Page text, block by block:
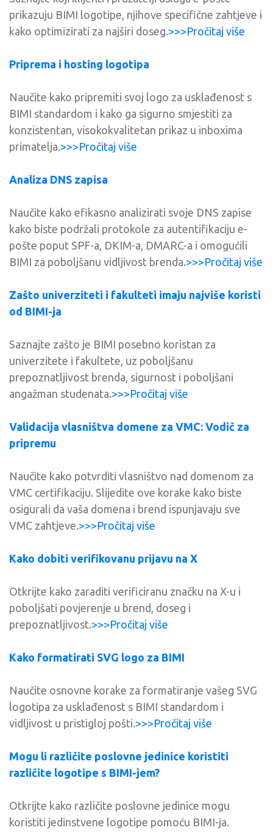
prikazuju BIMI logotipe, njihove specifične zahtjeve i
kako optimizirati za najširi doseg.>>>Pročitaj više
Priprema i hosting logotipa
Naučite kako pripremiti svoj logo za usklađenost s
BIMI standardom i kako ga sigurno smjestiti za
konzistentan, visokokvalitetan prikaz u inboxima
primatelja.>>>Pročitaj više
Analiza DNS zapisa
Naučite kako efikasno analizirati svoje DNS zapise
kako biste podržali protokole za autentifikaciju e-
pošte poput SPF-a, DKIM-a, DMARC-a i omogućili
BIMI za poboljšanu vidljivost brenda.>>>Pročitaj više
Zašto univerziteti i fakulteti imaju najviše koristi
od BIMI-ja
Saznajte zašto je BIMI posebno koristan za
univerzitete i fakultete, uz poboljšanu
prepoznatljivost brenda, sigurnost i poboljšani
angažman studenata.>>>Pročitaj više
Validacija vlasništva domene za VMC: Vodič za
pripremu
Naučite kako potvrditi vlasništvo nad domenom za
VMC certifikaciju. Slijedite ove korake kako biste
osigurali da vaša domena i brend ispunjavaju sve
VMC zahtjeve.>>>Pročitaj više
Kako dobiti verifikovanu prijavu na X
Otkrijte kako zaraditi verificiranu značku na X-u i
poboljšati povjerenje u brend, doseg i
prepoznatljivost.>>>Pročitaj više
Kako formatirati SVG logo za BIMI
Naučite osnovne korake za formatiranje vašeg SVG
logotipa za usklađenost s BIMI standardom i
vidljivost u pristigloj pošti.>>>Pročitaj više
Mogu li različite poslovne jedinice koristiti
različite logotipe s BIMI-jem?
Otkrijte kako različite poslovne jedinice mogu
koristiti jedinstvene logotipe pomoću BIMI-ja.